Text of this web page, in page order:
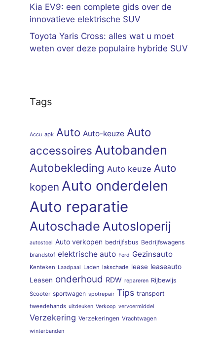
Kia EV9: een complete gids over de
innovatieve elektrische SUV
Toyota Yaris Cross: alles wat u moet
weten over deze populaire hybride SUV
Tags
Accu apk Auto Auto-keuze Auto
accessoires Autobanden
Autobekleding Auto keuze Auto
kopen Auto onderdelen
Auto reparatie
Autoschade Autosloperij
autostoel Auto verkopen bedrijfsbus Bedrijfswagens
brandstof elektrische auto Ford Gezinsauto
Kenteken Laadpaal Laden lakschade lease leaseauto
Leasen onderhoud RDW repareren Rijbewijs
Scooter sportwagen spotrepair Tips transport
tweedehands uitdeuken Verkoop vervoermiddel
Verzekering Verzekeringen Vrachtwagen
winterbanden